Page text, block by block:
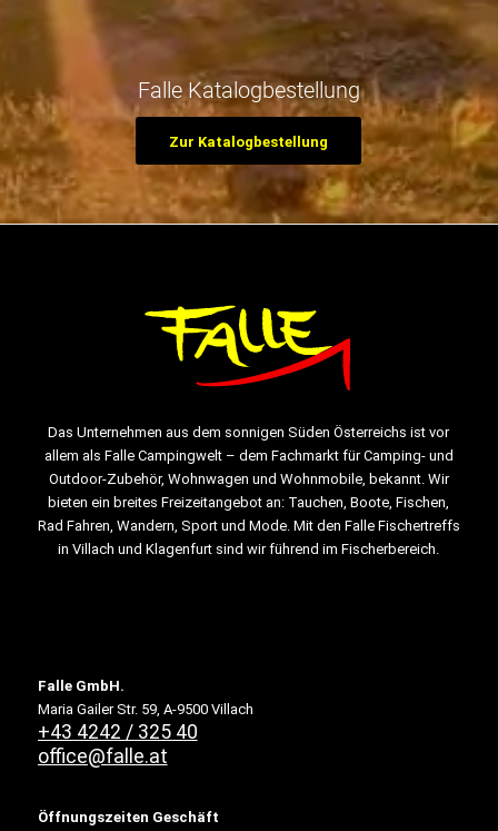
Falle Katalogbestellung
Zur Katalogbestellung
Das Unternehmen aus dem sonnigen Süden Österreichs ist vor
allem als Falle Campingwelt – dem Fachmarkt für Camping- und
Outdoor-Zubehör, Wohnwagen und Wohnmobile, bekannt. Wir
bieten ein breites Freizeitangebot an: Tauchen, Boote, Fischen,
Rad Fahren, Wandern, Sport und Mode. Mit den Falle Fischertreffs
in Villach und Klagenfurt sind wir führend im Fischerbereich.
Falle GmbH.
Maria Gailer Str. 59, A-9500 Villach
+43 4242 / 325 40
office@falle.at
Öffnungszeiten Geschäft